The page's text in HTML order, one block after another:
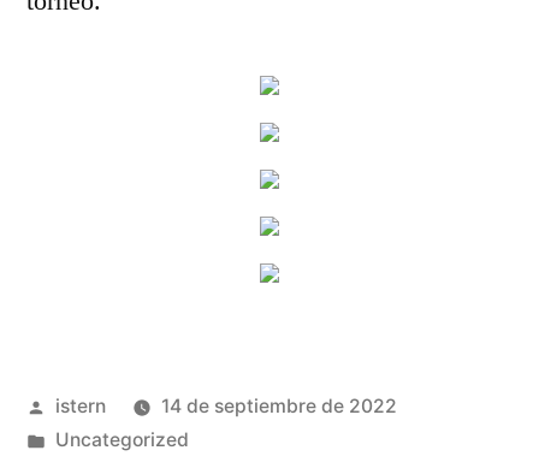
Publicado
por
istern
14 de septiembre de 2022
Publicado
Uncategorized